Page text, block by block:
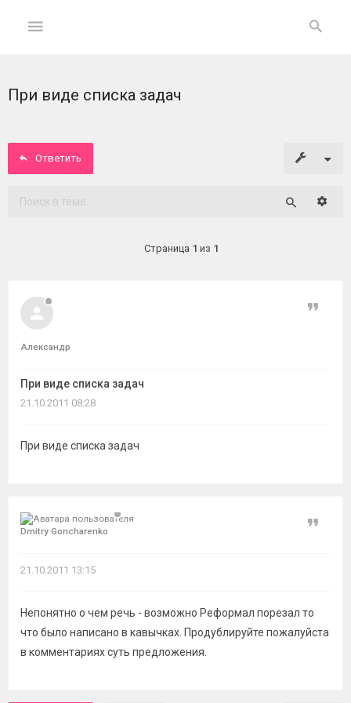
ГЛАВНАЯ
главную
ответов
Активные
При виде списка задач
Ответить
Страница 1 из 1
Александр
При виде списка задач
Цитата
21.10.2011 08:28
При виде списка задач
Dmitry Goncharenko
Цитата
21.10.2011 13:15
Непонятно о чем речь - возможно Реформал порезал то
что было написано в кавычках. Продублируйте пожалуйста
в комментариях суть предложения.